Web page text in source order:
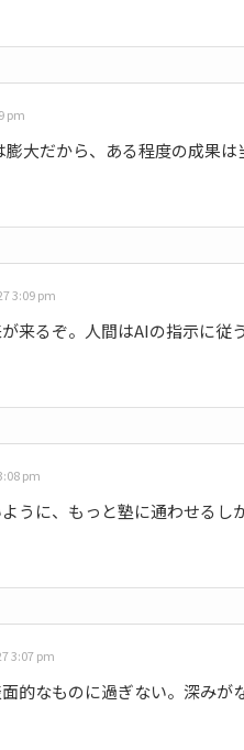
pm
大だから、ある程度の成果は
3:09 pm
来るぞ。人間はAIの指示に従
pm
うに、もっと塾に通わせるし
3:07 pm
的なものに過ぎない。深みが